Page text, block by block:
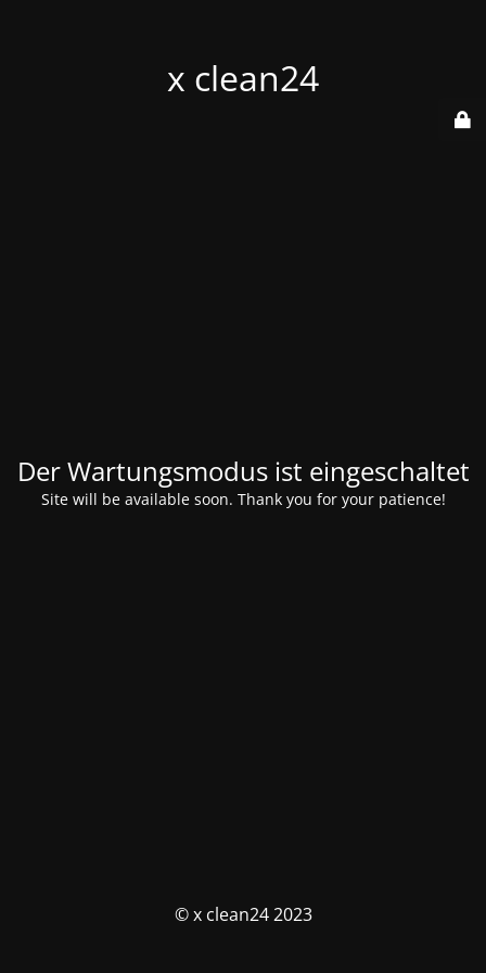
x clean24
Der Wartungsmodus ist eingeschaltet
Site will be available soon. Thank you for your patience!
© x clean24 2023